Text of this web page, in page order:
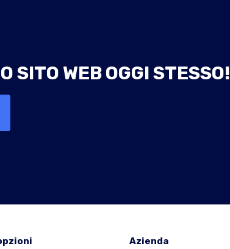
SITO WEB OGGI STESSO!
Azienda